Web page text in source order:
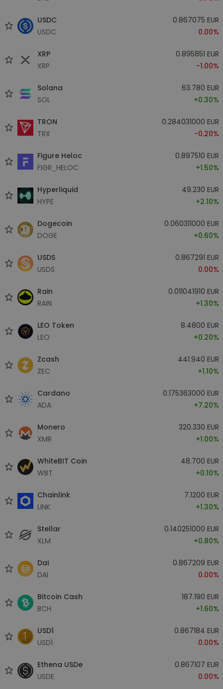
USDC
USDC
0.867075 EUR
0.00%
XRP
XRP
0.895851 EUR
-1.00%
Solana
SOL
63.780 EUR
+0.30%
TRON
TRX
0.284031000 EUR
-0.20%
Figure Heloc
FIGR_HELOC
0.897510 EUR
+1.50%
Hyperliquid
HYPE
49.230 EUR
+2.10%
Dogecoin
DOGE
0.060311000 EUR
+0.60%
USDS
USDS
0.867291 EUR
0.00%
Rain
RAIN
0.011041910 EUR
+1.30%
LEO Token
LEO
8.4800 EUR
+0.20%
Zcash
ZEC
441.940 EUR
+1.10%
Cardano
ADA
0.175363000 EUR
+7.20%
Monero
XMR
320.330 EUR
+1.00%
WhiteBIT Coin
WBT
48.700 EUR
+0.10%
Chainlink
LINK
7.1200 EUR
+1.30%
Stellar
XLM
0.140251000 EUR
+0.80%
Dai
DAI
0.867209 EUR
0.00%
Bitcoin Cash
BCH
187.190 EUR
+1.60%
USD1
USD1
0.867184 EUR
0.00%
Ethena USDe
USDE
0.867107 EUR
0.00%